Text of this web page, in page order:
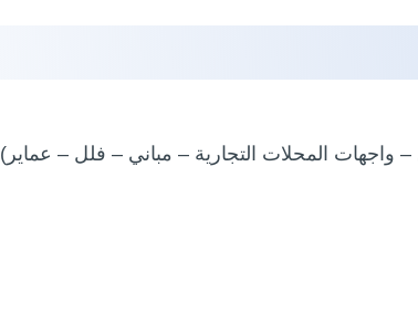
المحلات التجارية – مباني – فلل – عماير)